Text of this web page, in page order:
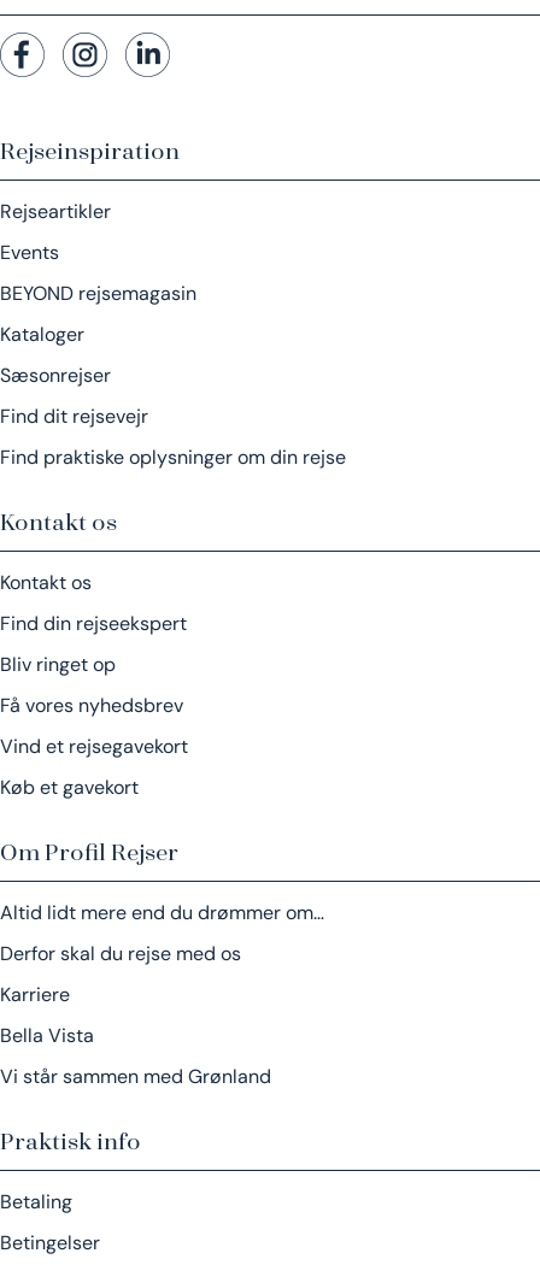
Rejseinspiration
Rejseartikler
Events
BEYOND rejsemagasin
Kataloger
Sæsonrejser
Find dit rejsevejr
Find praktiske oplysninger om din rejse
Kontakt os
Kontakt os
Find din rejseekspert
Bliv ringet op
Få vores nyhedsbrev
Vind et rejsegavekort
Køb et gavekort
Om Profil Rejser
Altid lidt mere end du drømmer om…
Derfor skal du rejse med os
Karriere
Bella Vista
Vi står sammen med Grønland
Praktisk info
Betaling
Betingelser